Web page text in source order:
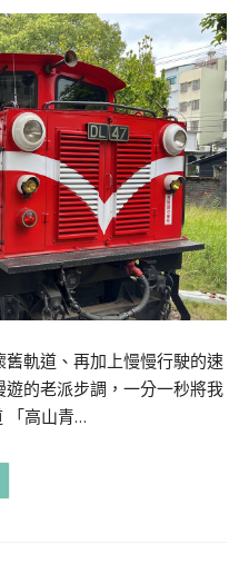
軌道、再加上慢慢行駛的速
的老派步調，一分一秒將我
「高山青…